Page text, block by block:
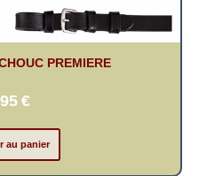
PREMIERE
€
au panier